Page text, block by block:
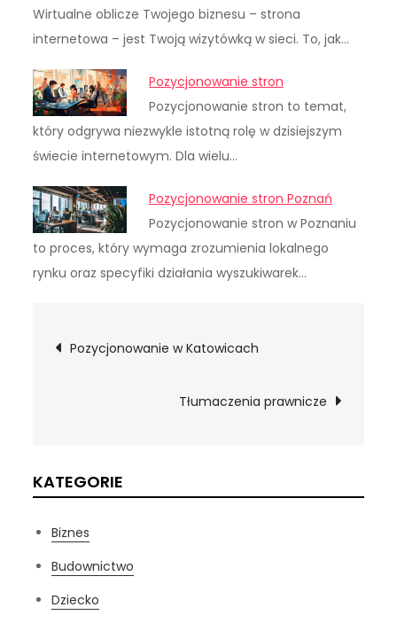
Wirtualne oblicze Twojego biznesu – strona
internetowa – jest Twoją wizytówką w sieci. To, jak…
Pozycjonowanie stron
Pozycjonowanie stron to temat,
który odgrywa niezwykle istotną rolę w dzisiejszym
świecie internetowym. Dla wielu…
Pozycjonowanie stron Poznań
Pozycjonowanie stron w Poznaniu
to proces, który wymaga zrozumienia lokalnego
rynku oraz specyfiki działania wyszukiwarek…
Nawigacja
Pozycjonowanie w Katowicach
Tłumaczenia prawnicze
KATEGORIE
Biznes
Budownictwo
Dziecko